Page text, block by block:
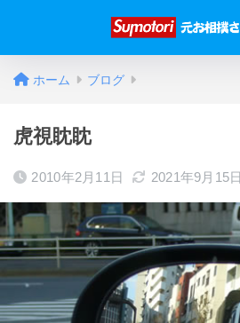
ホーム ブログ
虎視眈眈
2010年2月11日 2021年9月15日